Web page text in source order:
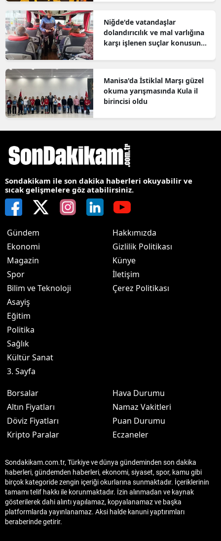
Niğde'de vatandaşlar
dolandırıcılık ve mal varlığına
karşı işlenen suçlar konusunda
Manisa'da İstiklal Marşı güzel
okuma yarışmasında Kula il
birincisi oldu
Sondakikam ile son dakika haberleri okuyabilir ve
sıcak gelişmelere göz atabilirsiniz.
Gündem
Ekonomi
Magazin
Spor
Bilim ve Teknoloji
Asayiş
Eğitim
Politika
Sağlık
Kültür Sanat
3. Sayfa
Hakkımızda
Gizlilik Politikası
Künye
İletişim
Çerez Politikası
Borsalar
Altın Fiyatları
Döviz Fiyatları
Kripto Paralar
Hava Durumu
Namaz Vakitleri
Puan Durumu
Eczaneler
Sondakikam.com.tr, Türkiye ve dünya gündeminden son dakika
haberleri, gündemden haberleri, ekonomi, siyaset, spor, kamu gibi
birçok kategoride zengin içeriği okurlarına sunmaktadır. İçeriklerinin
tamamı telif hakkı ile korunmaktadır. İzin alınmadan ve kaynak
gösterilerek dahi alıntı yapılamaz, kopyalanamaz ve başka
platformlarda yayınlanamaz. Aksi halde kanuni yaptırımları
beraberinde getirir.